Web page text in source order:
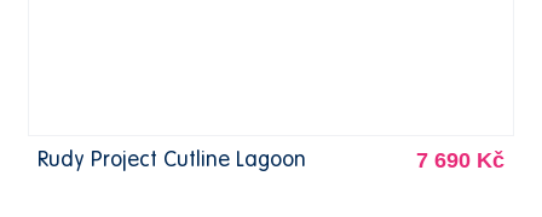
Rudy Project Cutline Lagoon 7 690 Kč